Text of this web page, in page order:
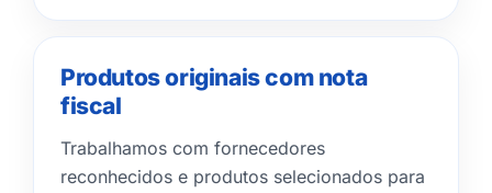
Produtos originais com nota
fiscal
Trabalhamos com fornecedores
reconhecidos e produtos selecionados para